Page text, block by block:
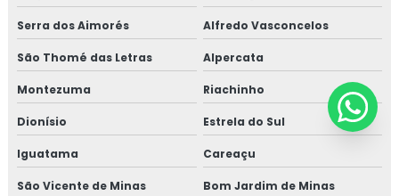
Serra dos Aimorés Alfredo Vasconcelos
São Thomé das Letras Alpercata
Montezuma Riachinho
Dionísio Estrela do Sul
Iguatama Careaçu
São Vicente de Minas Bom Jardim de Minas